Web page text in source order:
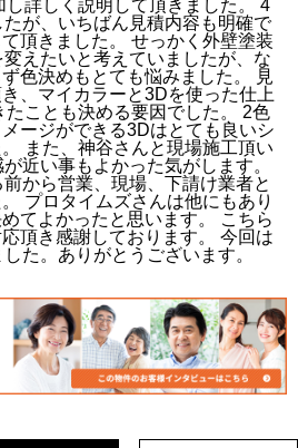
詳しく説明して頂きました。 4
が、いちばん見積内容も明確で
頂きました。 せっかく外壁塗装
えたいと考えていましたが、な
色決めもとても悩みました。 見
、マイカラーと3Dを使った仕上
ことも決める要因でした。 2色
ージができる3Dはとても良いシ
また、神谷さんと現場施工頂い
近い事もよかった気がします。
から営業、現場、下請け業者と
プロタイムズさんは他にもあり
てよかったと思います。 こちら
頂き感謝しております。 今回は
た。ありがとうございます。